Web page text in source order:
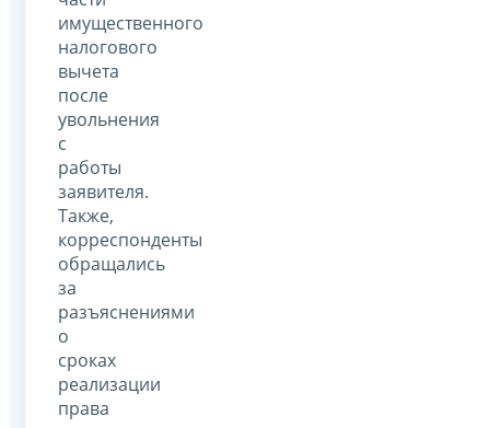
имущественного
налогового
вычета
после
увольнения
с
работы
заявителя.
Также,
корреспонденты
обращались
за
разъяснениями
о
сроках
реализации
права